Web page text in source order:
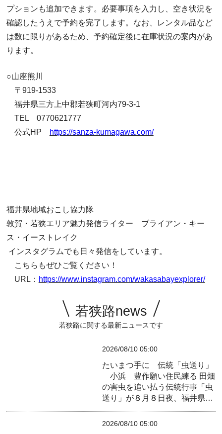
プションも追加できます。必要事項を入力し、空き状況を
確認したうえで予約を完了します。なお、レンタル品など
は数に限りがあるため、予約確定後に在庫状況の案内があ
ります。
○山座熊川
〒919-1533
福井県三方上中郡若狭町河内79-3-1
TEL 0770621777
公式HP
https://sanza-kumagawa.com/
福井県地域おこし協力隊
敦賀・若狭エリア魅力発信ライター ブライアン・キー
ス・イーストレイク
インスタグラムでも日々発信をしています。
こちらもぜひご覧ください！
URL： https://www.instagram.com/wakasabayexplorer/
若狭路news
若狭路に関する最新ニュースです
2026/08/10 05:00
たいまつ手に 伝統「虫送り」
小浜 豊作願い住民練る 田畑
の害虫を追い払う伝統行事「虫
送り」が８月８日夜、福井県…
2026/08/10 05:00